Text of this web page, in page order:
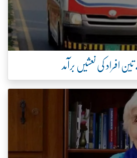
افراد کی نعشیں برآمد